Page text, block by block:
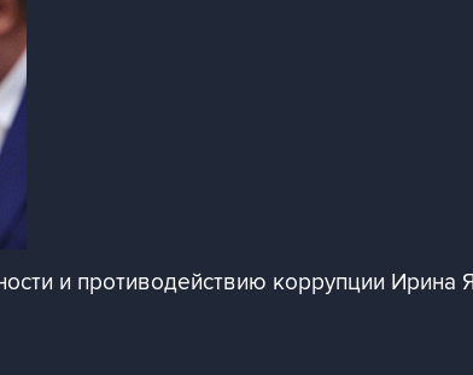
и противодействию коррупции